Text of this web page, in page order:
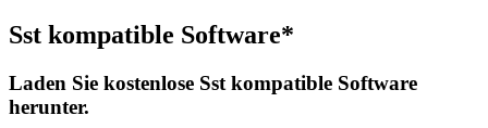
Sst kompatible Software*
Laden Sie kostenlose Sst kompatible Software
herunter.